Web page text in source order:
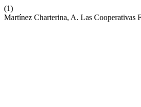
(1)
Martínez Charterina, A. Las Cooperativas